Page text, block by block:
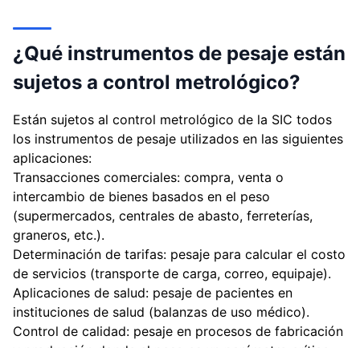
¿Qué instrumentos de pesaje están
sujetos a control metrológico?
Están sujetos al control metrológico de la SIC todos
los instrumentos de pesaje utilizados en las siguientes
aplicaciones:
Transacciones comerciales: compra, venta o
intercambio de bienes basados en el peso
(supermercados, centrales de abasto, ferreterías,
graneros, etc.).
Determinación de tarifas: pesaje para calcular el costo
de servicios (transporte de carga, correo, equipaje).
Aplicaciones de salud: pesaje de pacientes en
instituciones de salud (balanzas de uso médico).
Control de calidad: pesaje en procesos de fabricación